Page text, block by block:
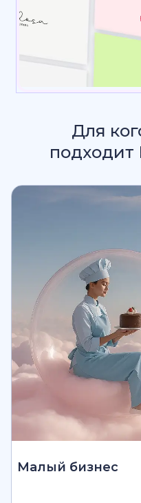
Для
подходит
Малый бизнес